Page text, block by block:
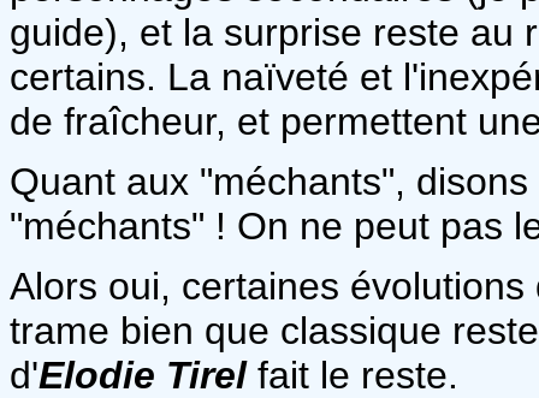
guide), et la surprise reste au
certains. La naïveté et
de fraîcheur, et permettent
Quant aux "méchants",
"méchants" ! On ne peut pas
Alors oui, certaines
trame bien que classique
d'Elodie Tirelfait le reste.